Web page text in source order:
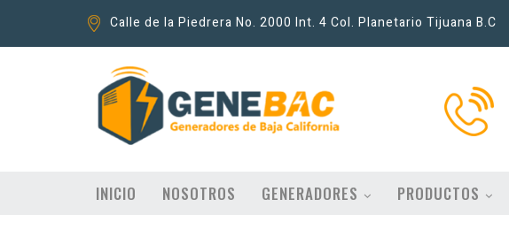
Calle de la Piedrera No. 2000 Int. 4 Col. Planetario Tijuana B.C
INICIO NOSOTROS GENERADORES PRODUCTOS